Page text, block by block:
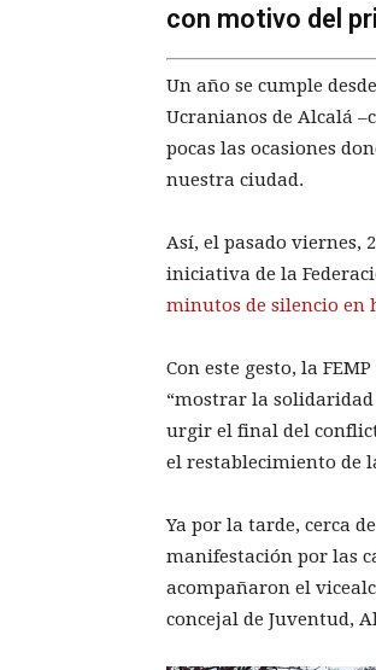
con motivo del
Un año se cumple
Ucranianos de Alcalá
pocas las ocasiones
nuestra ciudad.
Así, el pasado viernes,
iniciativa de la
minutos de silencio en
Con este gesto, la
“mostrar la
urgir el final del
el restablecimiento de
Ya por la tarde, cerca
manifestación por las
acompañaron el
concejal de Juventud,